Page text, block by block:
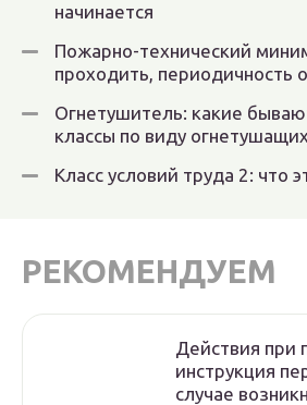
начинается
Пожарно-технический
проходить, периодичность
Огнетушитель: какие
классы по виду
Класс условий труда 2: что
РЕКОМЕНДУЕМ
Действия при
инструкция
случае